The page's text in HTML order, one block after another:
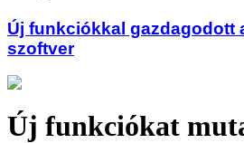
Új funkciókkal gazdagodott
szoftver
Új funkciókat